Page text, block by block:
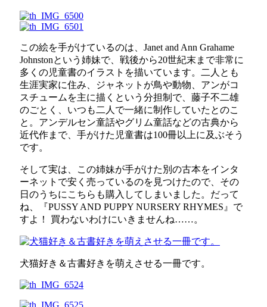
この絵を手がけているのは、Janet and Ann Grahame
Johnstonという姉妹で、戦後から20世紀末まで非常に
多くの児童書のイラストを描いています。二人とも
生涯実家に住み、ジャネットが鳥や動物、アンがコ
スチュームを主に描くという分担制で、藤子不二雄
のごとく、いつも二人で一緒に制作していたとのこ
と。アンデルセン童話やグリム童話などの古典から
近代作まで、手がけた児童書は100冊以上に及ぶそう
です。
そして実は、この姉妹が手がけた別の古本をインタ
ーネットで安く売っているのを見つけたので、その
日のうちにこちらも購入してしまいました。だって
ね、『PUSSY AND PUPPY NURSERY RHYMES』で
すよ！ 買わないわけにいきませんね……。
犬猫好き＆古書好きを萌えさせる一冊です。